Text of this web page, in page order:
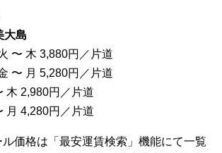
大島
〜 木 3,880円／片道
〜 月 5,280円／片道
木 2,980円／片道
月 4,280円／片道
価格は「最安運賃検索」機能にて一覧